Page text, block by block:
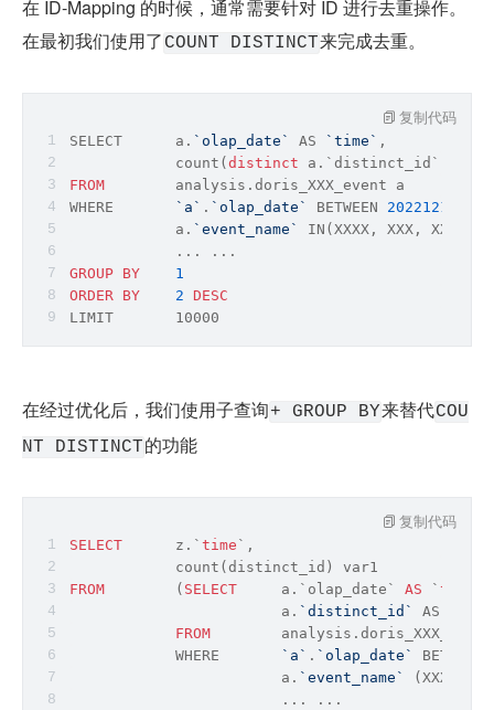
在 ID-Mapping 的时候，通常需要针对 ID 进行去重操作。
在最初我们使用了 COUNT DISTINCT来完成去重。
SELECT      a. `olap_date` AS `time` ,
count (distinct a.`distinct_id`)
FROM
        analysis.doris_XXX_event a
WHERE
`a` . `olap_date` BETWEEN 20221218
            a.
`event_name`
IN(XXXX, XXX, XXX,
            ... ...
GROUP BY
1
ORDER
BY 2 DESC
LIMIT       10000
复制代码
在经过优化后，我们使用子查询+ GROUP BY来替代COU
NT DISTINCT的功能
SELECT
      z.`
time `,
count (distinct_id) var1
FROM
        (
SELECT
     a.`olap_date`
AS ` time
                        a.
`distinct_id`
AS
FROM
            WHERE
`a` . `olap_date` BETWEEN
                        a.
`event_name`
(XXXX,
                        ... ...
复制代码